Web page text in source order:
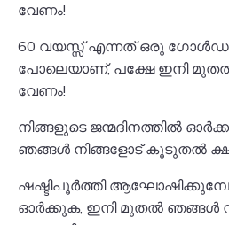
വേണം!
60 വയസ്സ് എന്നത് ഒരു
പോലെയാണ്, പക്ഷേ ഇനി
വേണം!
നിങ്ങളുടെ ജന്മദിനത്തിൽ
ഞങ്ങൾ നിങ്ങളോട് കൂടുതൽ
ഷഷ്ടിപൂർത്തി
ഓർക്കുക, ഇനി മുതൽ ഞങ്ങൾ